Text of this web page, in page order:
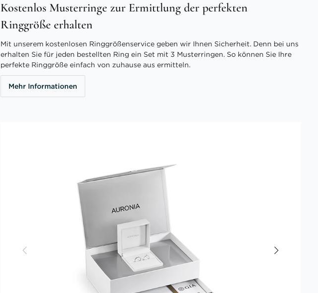
Kostenlos Musterringe zur Ermittlung der perfekten
Ringgröße erhalten
Mit unserem kostenlosen Ringgrößenservice geben wir Ihnen Sicherheit. Denn bei uns
erhalten Sie für jeden bestellten Ring ein Set mit 3 Musterringen. So können Sie Ihre
perfekte Ringgröße einfach von zuhause aus ermitteln.
Mehr Informationen